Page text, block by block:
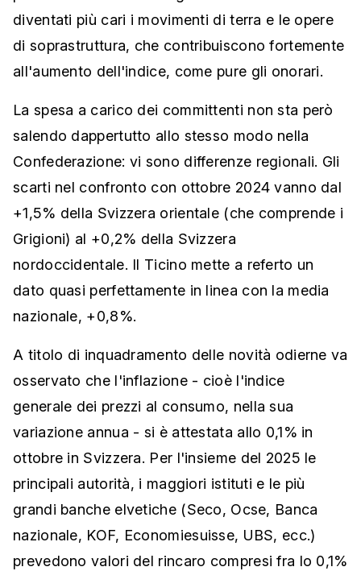
diventati più cari i movimenti di terra e le opere
di soprastruttura, che contribuiscono fortemente
all'aumento dell'indice, come pure gli onorari.
La spesa a carico dei committenti non sta però
salendo dappertutto allo stesso modo nella
Confederazione: vi sono differenze regionali. Gli
scarti nel confronto con ottobre 2024 vanno dal
+1,5% della Svizzera orientale (che comprende i
Grigioni) al +0,2% della Svizzera
nordoccidentale. Il Ticino mette a referto un
dato quasi perfettamente in linea con la media
nazionale, +0,8%.
A titolo di inquadramento delle novità odierne va
osservato che l'inflazione - cioè l'indice
generale dei prezzi al consumo, nella sua
variazione annua - si è attestata allo 0,1% in
ottobre in Svizzera. Per l'insieme del 2025 le
principali autorità, i maggiori istituti e le più
grandi banche elvetiche (Seco, Ocse, Banca
nazionale, KOF, Economiesuisse, UBS, ecc.)
prevedono valori del rincaro compresi fra lo 0,1%